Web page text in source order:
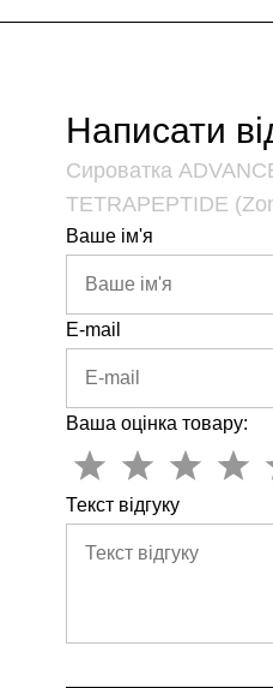
Написати
Сироватка
TETRAPEPTIDE
Ваше ім'я
E-mail
Ваша оцінка товару:
Текст відгуку